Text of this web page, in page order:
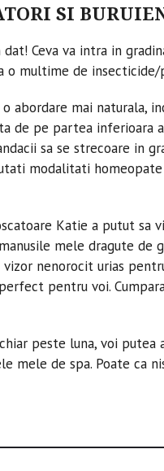
SI
Ceva va intra in
o multime de insecticide/
abordare mai naturala,
de pe partea
sa se strecoare in
modalitati
Katie a putut sa
mele dragute de
nenorocit urias
pentru voi.
peste luna, voi
mele de spa. Poate ca